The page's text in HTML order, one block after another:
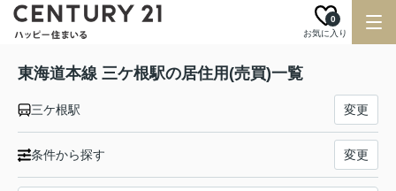
お気に入り
0
東海道本線 三ケ根駅の居住用(売買)一覧
三ケ根駅 変更
条件から探す 変更